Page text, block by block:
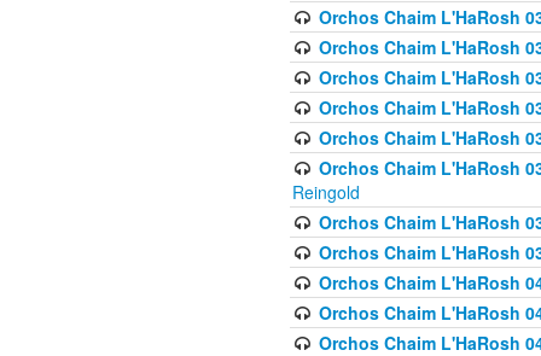
Orchos Chaim L'HaRosh
Orchos Chaim L'HaRosh
Orchos Chaim L'HaRosh
Orchos Chaim L'HaRosh
Orchos Chaim L'HaRosh
Orchos Chaim L'HaRosh
Reingold
Orchos Chaim L'HaRosh
Orchos Chaim L'HaRosh
Orchos Chaim L'HaRosh
Orchos Chaim L'HaRosh
Orchos Chaim L'HaRosh